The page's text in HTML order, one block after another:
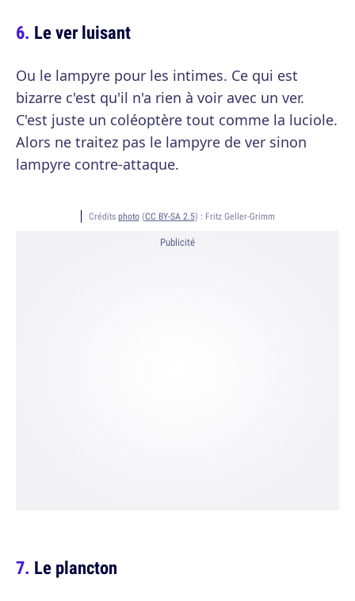
Le ver luisant
Ou le lampyre pour les intimes. Ce qui est
bizarre c'est qu'il n'a rien à voir avec un ver.
C'est juste un coléoptère tout comme la luciole.
Alors ne traitez pas le lampyre de ver sinon
lampyre contre-attaque.
Crédits photo(CC BY-SA 2.5) : Fritz Geller-Grimm
Publicité
Le plancton